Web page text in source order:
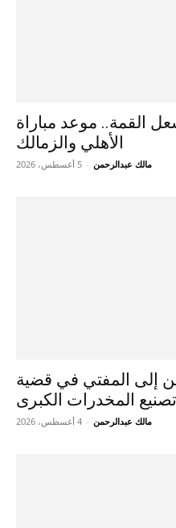
القمة.. موعد مباراة
الأهلي والزمالك
مالك عبدالرحمن - 5 أغسطس، 2026
إلى المفتي في قضية
تصنيع المخدرات الكبرى
مالك عبدالرحمن - 4 أغسطس، 2026